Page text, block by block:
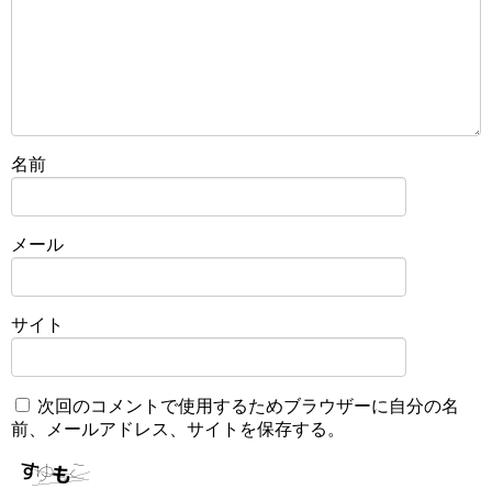
名前
メール
サイト
次回のコメントで使用するためブラウザーに自分の名
前、メールアドレス、サイトを保存する。